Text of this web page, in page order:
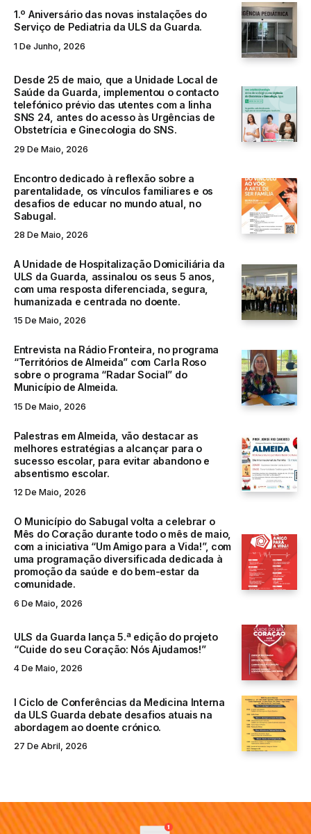
1.º Aniversário das novas instalações do
Serviço de Pediatria da ULS da Guarda.
1 De Junho, 2026
Desde 25 de maio, que a Unidade Local de
Saúde da Guarda, implementou o contacto
telefónico prévio das utentes com a linha
SNS 24, antes do acesso às Urgências de
Obstetrícia e Ginecologia do SNS.
29 De Maio, 2026
Encontro dedicado à reflexão sobre a
parentalidade, os vínculos familiares e os
desafios de educar no mundo atual, no
Sabugal.
28 De Maio, 2026
A Unidade de Hospitalização Domiciliária da
ULS da Guarda, assinalou os seus 5 anos,
com uma resposta diferenciada, segura,
humanizada e centrada no doente.
15 De Maio, 2026
Entrevista na Rádio Fronteira, no programa
“Territórios de Almeida” com Carla Roso
sobre o programa “Radar Social” do
Município de Almeida.
15 De Maio, 2026
Palestras em Almeida, vão destacar as
melhores estratégias a alcançar para o
sucesso escolar, para evitar abandono e
absentismo escolar.
12 De Maio, 2026
O Município do Sabugal volta a celebrar o
Mês do Coração durante todo o mês de maio,
com a iniciativa “Um Amigo para a Vida!”, com
uma programação diversificada dedicada à
promoção da saúde e do bem-estar da
comunidade.
6 De Maio, 2026
ULS da Guarda lança 5.ª edição do projeto
“Cuide do seu Coração: Nós Ajudamos!”
4 De Maio, 2026
I Ciclo de Conferências da Medicina Interna
da ULS Guarda debate desafios atuais na
abordagem ao doente crónico.
27 De Abril, 2026